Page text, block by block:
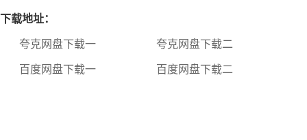
下载地址：
夸克网盘下载一 夸克网盘下载二
百度网盘下载一 百度网盘下载二